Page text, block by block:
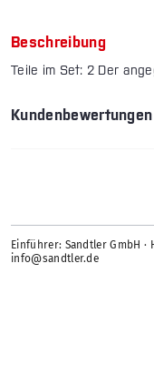
Beschreibung
Teile im Set: 2 Der
Kundenbewertungen
Einführer: Sandtler GmbH ·
info@sandtler.de